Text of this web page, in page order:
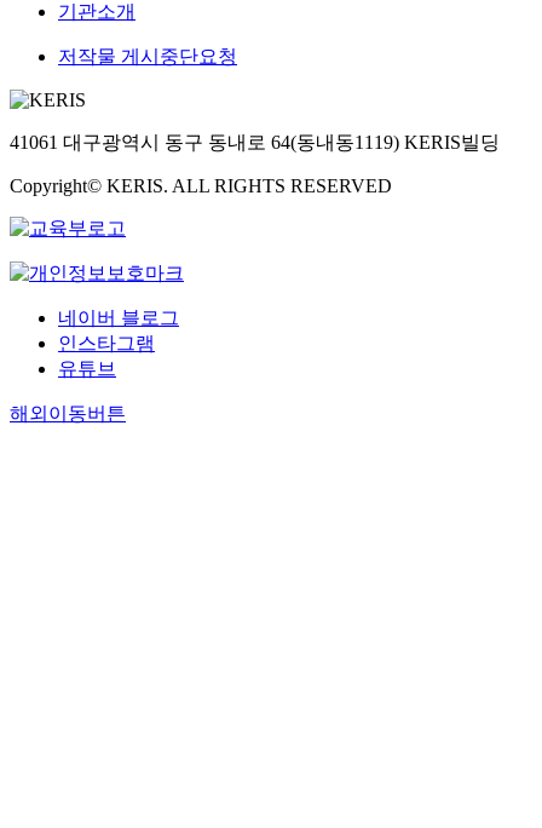
기관소개
저작물 게시중단요청
41061 대구광역시 동구 동내로 64(동내동1119) KERIS빌딩
Copyright© KERIS. ALL RIGHTS RESERVED
네이버 블로그
인스타그램
유튜브
해외이동버튼